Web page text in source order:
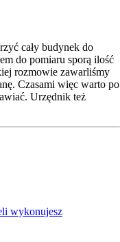
cały budynek do
do pomiaru sporą ilość
rozmowie zawarliśmy
Czasami więc warto po
Urzędnik też
wykonujesz